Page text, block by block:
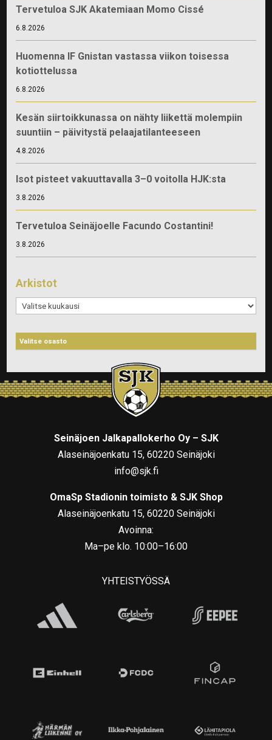
Tervetuloa SJK Akatemiaan Momo Cissé
6.8.2026
Huomenna IF Gnistan vastassa viikon toisessa
kotiottelussa
6.8.2026
Kesän siirtoikkunassa on nähty liikettä molempiin
suuntiin – päivitystä pelaajatilanteeseen
4.8.2026
Isot pisteet vakuuttavalla 3–0 voitolla HJK:sta
3.8.2026
Tervetuloa Seinäjoelle Facundo Costantini!
3.8.2026
Arkistot
Arkistot
Seinäjoen Jalkapallokerho Oy – SJK
Alaseinäjoenkatu 15, 60220 Seinäjoki
info@sjk.fi
OmaSp Stadionin toimisto & SJK Shop
Alaseinäjoenkatu 15, 60220 Seinäjoki
Avoinna:
Ma–pe klo. 10:00–16:00
YHTEISTYÖSSÄ